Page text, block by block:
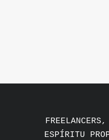
ESPÍRITU